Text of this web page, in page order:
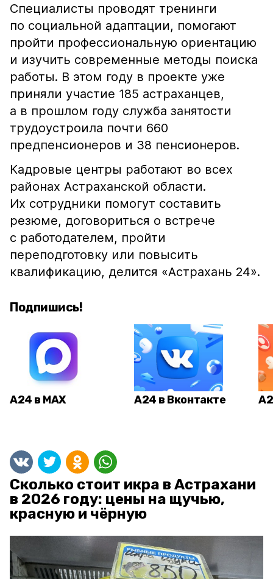
Специалисты проводят тренинги
по социальной адаптации, помогают
пройти профессиональную ориентацию
и изучить современные методы поиска
работы. В этом году в проекте уже
приняли участие 185 астраханцев,
а в прошлом году служба занятости
трудоустроила почти 660
предпенсионеров и 38 пенсионеров.
Кадровые центры работают во всех
районах Астраханской области.
Их сотрудники помогут составить
резюме, договориться о встрече
с работодателем, пройти
переподготовку или повысить
квалификацию, делится «Астрахань 24».
Подпишись!
А24 в MAX А24 в Вконтакте
Сколько стоит икра в Астрахани
в 2026 году: цены на щучью,
красную и чёрную